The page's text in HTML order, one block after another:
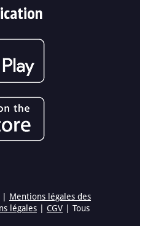
| Mentions légales des
légales |CGV | Tous